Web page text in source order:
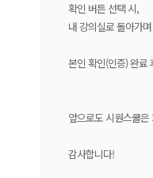
확인 버튼 선택 시,
내 강의실로 돌아가
본인 확인(인증) 완료
앞으로도 시원스쿨
감사합니다!